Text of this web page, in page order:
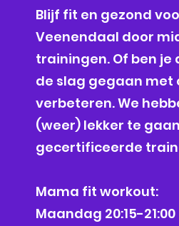
Blijf fit en gezond
Veenendaal door
trainingen. Of ben je
de slag gegaan met
verbeteren. We
(weer) lekker te
gecertificeerde
Mama fit workout:
Maandag 20:15-21:00